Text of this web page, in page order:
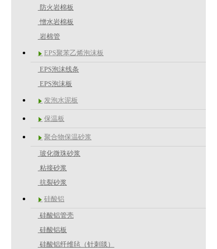
防火岩棉板
憎水岩棉板
岩棉管
 EPS聚苯乙烯泡沫板
EPS泡沫线条
EPS泡沫板
 发泡水泥板
 保温板
 聚合物保温砂浆
玻化微珠砂浆
粘接砂浆
抗裂砂浆
 硅酸铝
硅酸铝管壳
硅酸铝板
硅酸铝纤维毡（针刺毯）